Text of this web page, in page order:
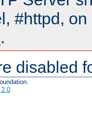
#httpd,
.
disabled
2.0.